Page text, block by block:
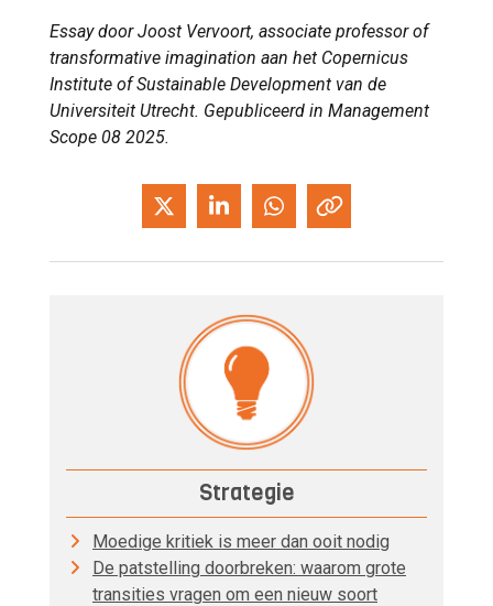
Essay door Joost Vervoort, associate professor of
transformative imagination aan het Copernicus
Institute of Sustainable Development van de
Universiteit Utrecht. Gepubliceerd in Management
Scope 08 2025.
Strategie
Moedige kritiek is meer dan ooit nodig
De patstelling doorbreken: waarom grote
transities vragen om een nieuw soort